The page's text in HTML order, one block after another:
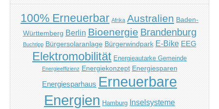
100% Erneuerbar Afrika Australien Baden-
Württemberg Berlin Bioenergie Brandenburg
Buchtipp Bürgersolaranlage Bürgerwindpark E-Bike EEG
Elektromobilität Energieautarke Gemeinde
Energieeffizienz Energiekonzept Energiesparen
Energiesparhaus Erneuerbare
Energien Hamburg Inselsysteme